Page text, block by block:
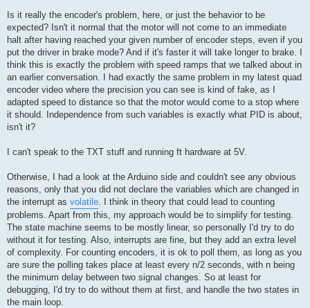
Is it really the encoder's problem, here, or just the behavior to be
expected? Isn't it normal that the motor will not come to an immediate
halt after having reached your given number of encoder steps, even if you
put the driver in brake mode? And if it's faster it will take longer to brake. I
think this is exactly the problem with speed ramps that we talked about in
an earlier conversation. I had exactly the same problem in my latest quad
encoder video where the precision you can see is kind of fake, as I
adapted speed to distance so that the motor would come to a stop where
it should. Independence from such variables is exactly what PID is about,
isn't it?
I can't speak to the TXT stuff and running ft hardware at 5V.
Otherwise, I had a look at the Arduino side and couldn't see any obvious
reasons, only that you did not declare the variables which are changed in
the interrupt as volatile . I think in theory that could lead to counting
problems. Apart from this, my approach would be to simplify for testing.
The state machine seems to be mostly linear, so personally I'd try to do
without it for testing. Also, interrupts are fine, but they add an extra level
of complexity. For counting encoders, it is ok to poll them, as long as you
are sure the polling takes place at least every n/2 seconds, with n being
the minimum delay between two signal changes. So at least for
debugging, I'd try to do without them at first, and handle the two states in
the main loop.